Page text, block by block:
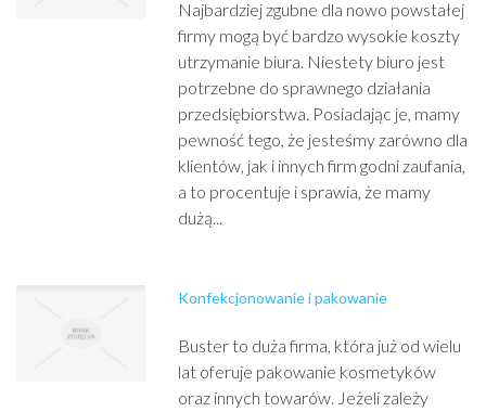
Najbardziej zgubne dla nowo powstałej
firmy mogą być bardzo wysokie koszty
utrzymanie biura. Niestety biuro jest
potrzebne do sprawnego działania
przedsiębiorstwa. Posiadając je, mamy
pewność tego, że jesteśmy zarówno dla
klientów, jak i innych firm godni zaufania,
a to procentuje i sprawia, że mamy
dużą...
Konfekcjonowanie i pakowanie
Buster to duża firma, która już od wielu
lat oferuje pakowanie kosmetyków
oraz innych towarów. Jeżeli zależy